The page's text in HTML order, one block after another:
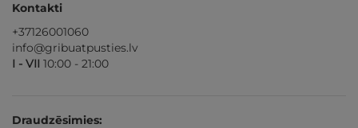
Kontakti
+37126001060
info@gribuatpusties.lv
I - VII 10:00 - 21:00
Draudzēsimies: